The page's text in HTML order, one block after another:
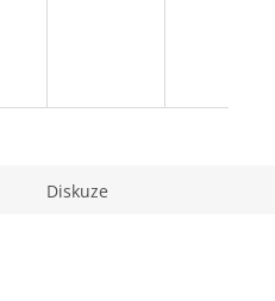
R
Diskuze